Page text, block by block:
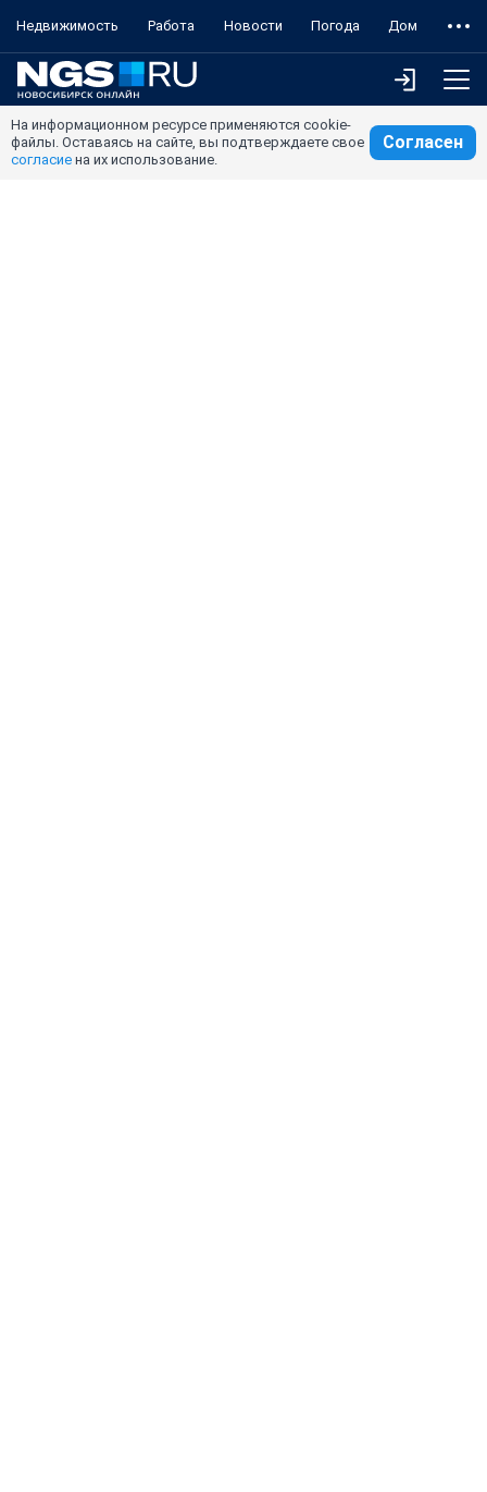
Недвижимость Работа Новости Погода Дом
На информационном ресурсе применяются cookie-
файлы. Оставаясь на сайте, вы подтверждаете свое
согласие на их использование.
Согласен